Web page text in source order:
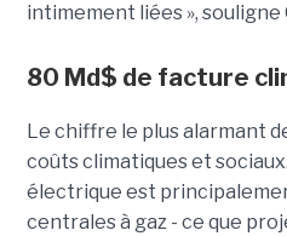
intimement liées », souligne
80 Md$ de facture
Le chiffre le plus alarmant
coûts climatiques et
électrique est
centrales à gaz - ce que